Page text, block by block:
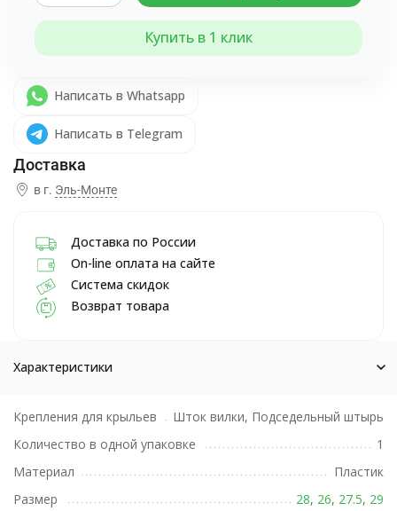
Купить в 1 клик
Написать в Whatsapp
Написать в Telegram
в г. Эль-Монте
Доставка по России
On-line оплата на сайте
Система скидок
Возврат товара
Характеристики
Крепления для крыльев
Шток вилки, Подседельный штырь
Количество в одной упаковке
1
Материал
Пластик
Размер
28, 26, 27.5, 29